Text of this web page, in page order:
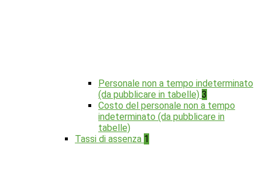
Personale non a tempo indeterminato
(da pubblicare in tabelle) 3
Costo del personale non a tempo
indeterminato (da pubblicare in
tabelle)
Tassi di assenza 1